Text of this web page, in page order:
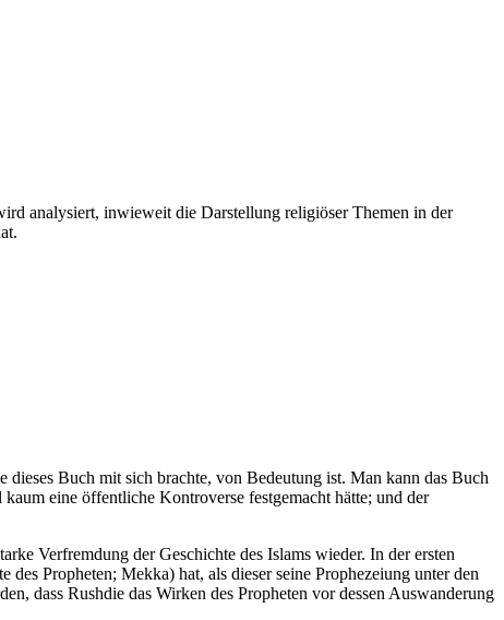
analysiert, inwieweit die Darstellung religiöser Themen in der
dieses Buch mit sich brachte, von Bedeutung ist. Man kann das Buch
eine öffentliche Kontroverse festgemacht hätte; und der
Verfremdung der Geschichte des Islams wieder. In der ersten
Propheten; Mekka) hat, als dieser seine Prophezeiung unter den
dass Rushdie das Wirken des Propheten vor dessen Auswanderung